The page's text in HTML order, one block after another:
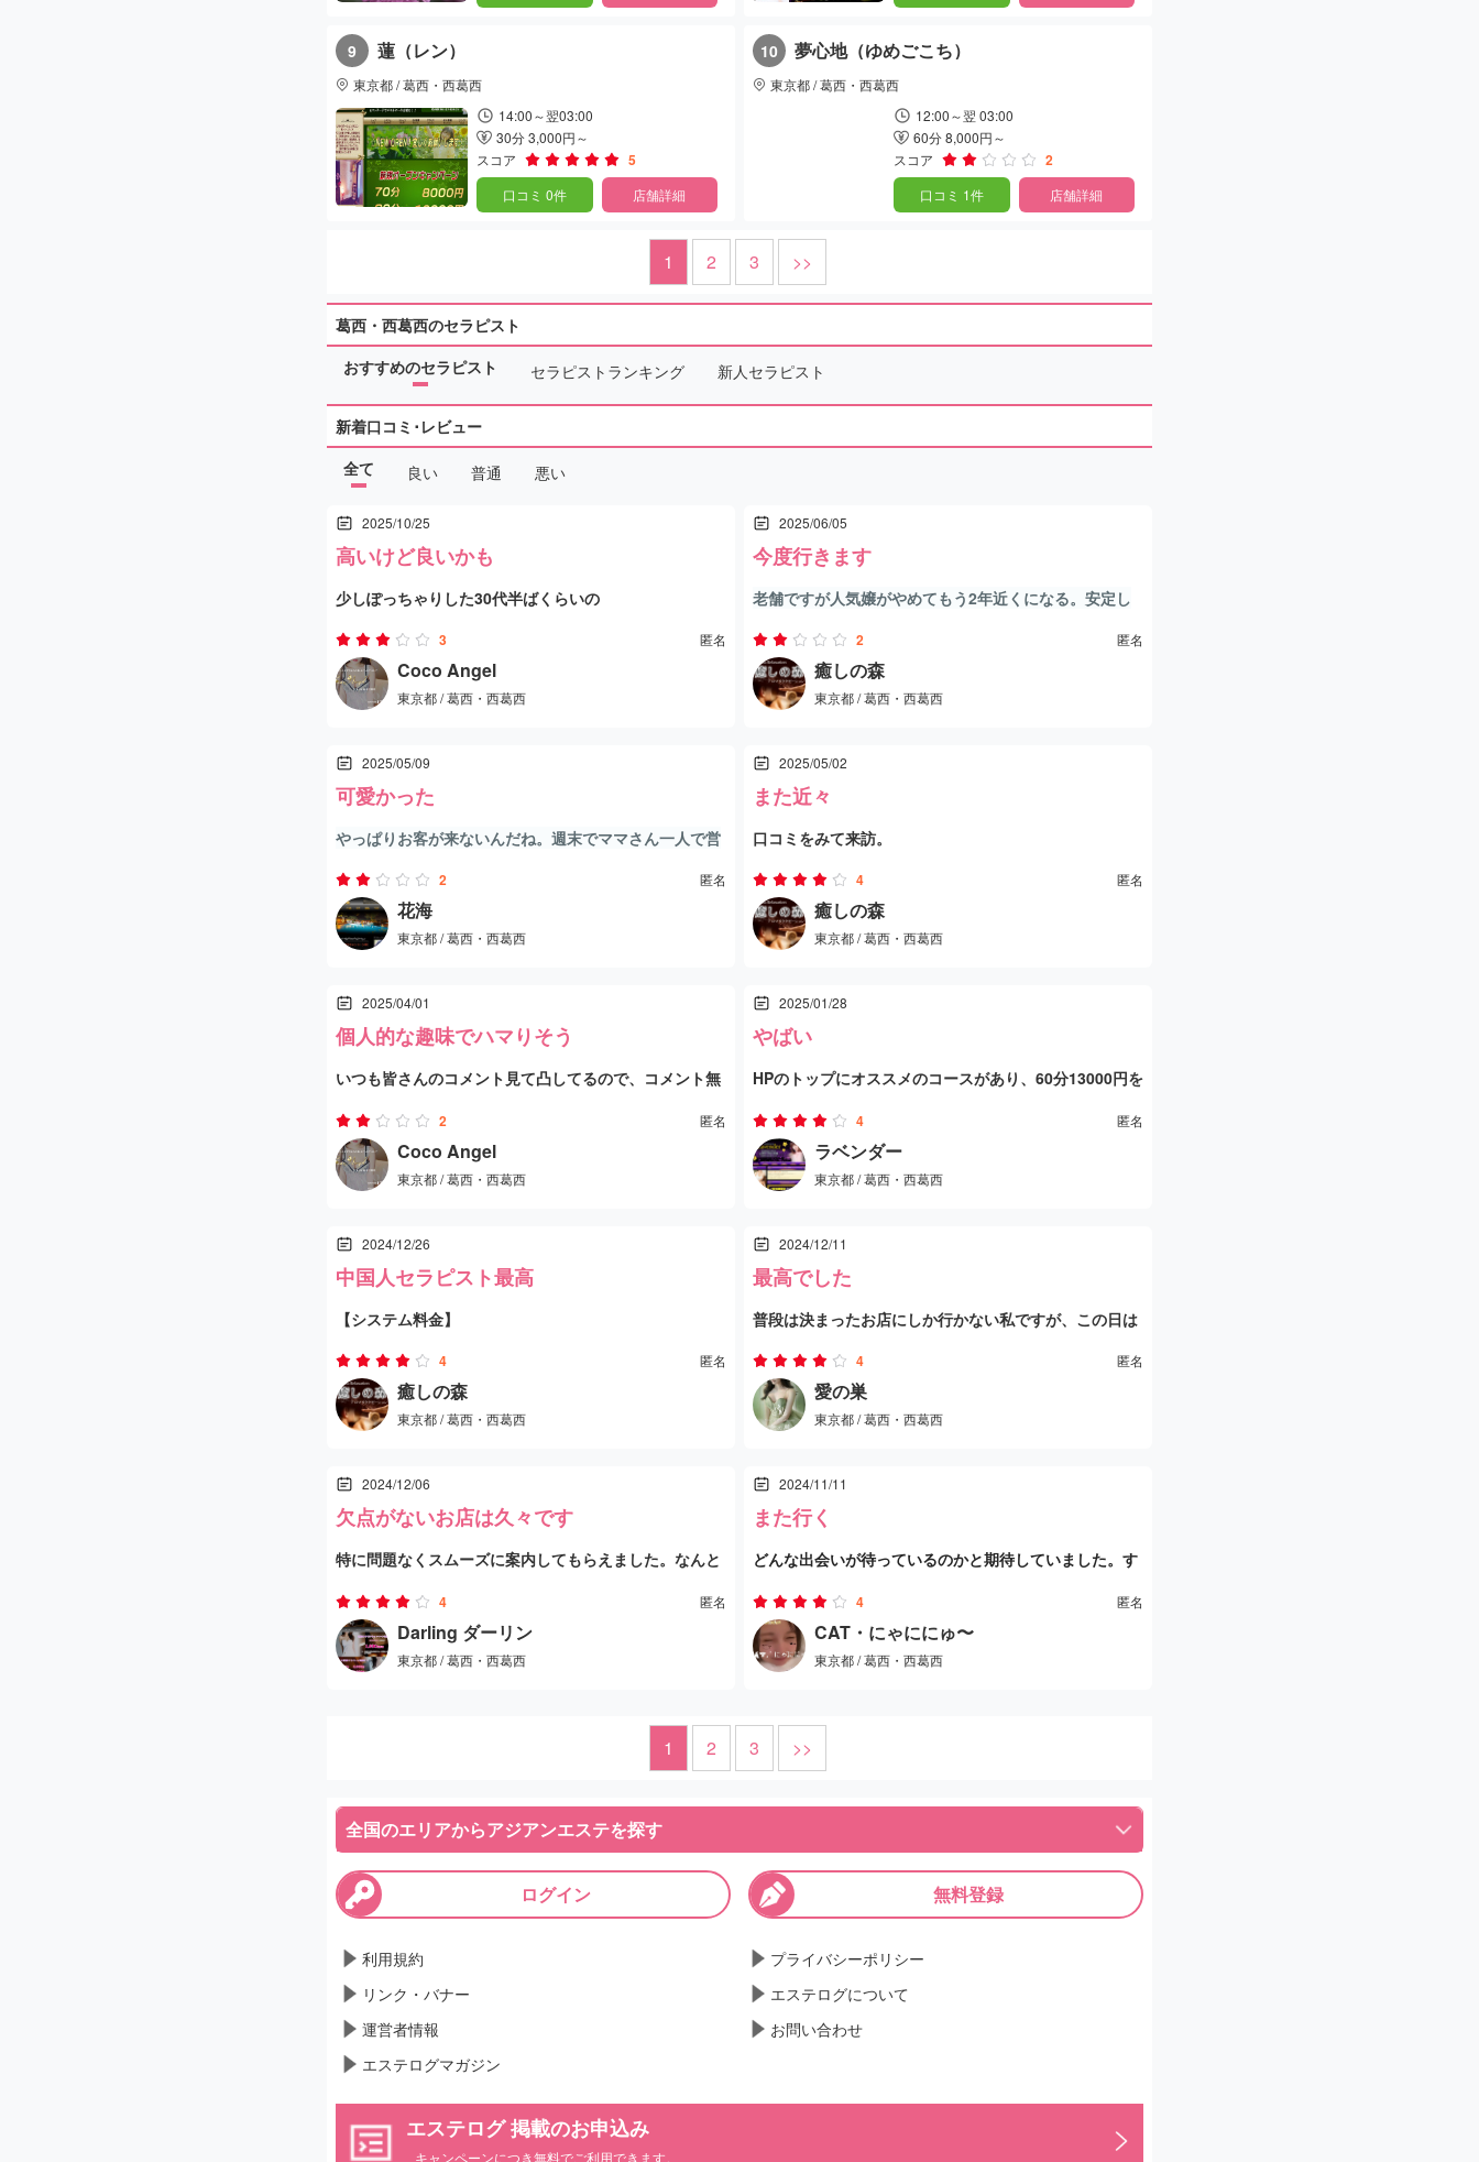
9 蓮（レン）
東京都 / 葛西・西葛西
14:00～翌03:00
30分 3,000円～
スコア
5
口コミ 0件 店舗詳細
10 夢心地（ゆめごこち）
東京都 / 葛西・西葛西
12:00～翌 03:00
60分 8,000円～
スコア
2
口コミ 1件 店舗詳細
1 2 3 >>
葛西・西葛西のセラピスト
おすすめのセラピスト
セラピストランキング 新人セラピスト
新着口コミ･レビュー
全て
良い 普通 悪い
2025/10/25
高いけど良いかも
少しぽっちゃりした30代半ばくらいの
日本語めっちゃ上手な韓国のお姉さん スト値200だな
Fカップのお胸は柔らかくて
明
ぽっちゃり好きにはたまらないお姉さんでした
3 匿名
Coco Angel
東京都 / 葛西・西葛西
2025/06/05
今度行きます
老舗ですが人気嬢がやめてもう2年近くになる。安定し
た年増な嬢はいるが、新人はだめだめだし可愛くない。
またアナルに指を入れられたいものだ。
2 匿名
癒しの森
東京都 / 葛西・西葛西
2025/05/09
可愛かった
やっぱりお客が来ないんだね。週末でママさん一人で営
業。
年寄向け（私を含む）だけど、階段がきついのよ。
2 匿名
花海
東京都 / 葛西・西葛西
2025/05/02
また近々
口コミをみて来訪。
セラピストは巨乳で身長低め、お絵描き多数。
腹が出てるようには見えなかったので個人的にはグラマ
マッサージはそこそに力強くて普通に良き。
途中、随所でムスコに話し掛けてくる。
そしてマッサージもソコソコにプレイ開始。
くれた
4 匿名
癒しの森
東京都 / 葛西・西葛西
2025/04/01
個人的な趣味でハマりそう
いつも皆さんのコメント見て凸してるので、コメント無
いところに行ってみました。電話すると声の綺麗な姐さ
んが対応。
道を聞いたら、川沿いのマンション1階。なんか知って
るぞ、と思いました。
まぁ30代のぽっちゃり系でしたが、悪くない雰囲気を醸
し出す姐さんでした。泡から始まって、モミモミサワサ
ワされてたら耳元で囁かれました笑 相性が良かったの
かな。
なかなかの気持ち良さでした笑笑 とりあえずずっと褒
めてくれてたので気分が良く気持ち良くなったのかな
笑 ホムペと店内の感じもお嬢の感じも全然違った。
2 匿名
Coco Angel
東京都 / 葛西・西葛西
2025/01/28
やばい
HPのトップにオススメのコースがあり、60分13000円を
頼みました。コスパは良くて、受付のママさんの対応も
親切でした。
スタッフさんは小柄でスタイル抜群♥、マッサージ、サ
ービス、シャワーも丁寧で、気持ち良すぎてすぐに出て
お店でした！
4 匿名
ラベンダー
東京都 / 葛西・西葛西
2024/12/26
中国人セラピスト最高
【システム料金】
70分 12,000円での利用でした。価格設定は相場と比較
して特に高くも安くもない印象です。
担当してくれたのは20代後半くらいの中国人セラピスト
でした。明るく親しみやすい雰囲気で、全体的に良い対
応をしてくれました。
【施術内容】
施術の流れは、泡洗体から始まり、その後マッサージ、
HJ（ハンドジョブ）、そして残りの時間で再びマッサー
ありませんが、全体的に丁寧でリラックスできる施術で
受付対応は特に問題なく、スムーズに案内してもらえま
した。ただし、少し口調がきつく感じる場面もあり、も
う少し柔らかい対応だとさらに良い印象を持てたかもし
れません。
【店内施設】
店内は清潔感があり、綺麗に整えられていました。まだ
お店が開業して間もないようで、新しい設備の雰囲気が
ありました。施術を受ける環境としては快適です。
【総評】
全体的に特別な点もなく、悪い点も少ない、平均的な満
お店の方がサービスの質が良いと感じることもあるかも
4 匿名
癒しの森
東京都 / 葛西・西葛西
2024/12/11
最高でした
普段は決まったお店にしか行かない私ですが、この日は
「とにかくマッサージを受けられればいい」という気分
だったため、少し冒険して初めてのお店を訪れることに
しました。電話での対応はやや頼りない印象で不安もあ
中華系の女性が対応してくれました。
セラピストは整体師のような制服を着用し、マスクを深
ることはせず、「今日はただマッサージを受けるだけで
いい」と心を決めて施術に臨みました。
肝心のマッサージは、非常に丁寧で、熟練の技術を感じ
させるしっかりとしたものでした。力加減も絶妙で、コ
リを的確にほぐしてくれる技術に感心しました。また、
セラピストとの会話の量も程よく、リラックスして施術
を受けることができました。さらに、タオルや枕から漂
くれ、とても落ち着いた気分になりました。
初めてのお店では過剰な期待を抱かず、賢者のような心
持ちでいるのが大切だと思います。歯医者や床屋にいる
のがポイントです。過去にいやらしい期待を抱いて裏切
られた経験がある方も多いでしょうから、最初から期待
しすぎないのが賢明です。
しかしながら、施術中に仰向けになった際、ふと視界に
入ったのが天井の周囲に張り巡らされたピンク色のLED
ライト。少しダサく感じつつも、そのムードに脳内が切
て、まさかの展開。セラピストが「サービスしたげる」
と絶妙な日本語でささやきながら施術を変え、その結
果、思わず早々にゴールを迎えてしまいました。
みで、清潔感があり非常に綺麗でした。環境としては申
し分ありません。ただ、帰り際に明るい玄関でセラピス
トの顔をしっかり見てしまったことが、やや現実に引き
戻されるきっかけとなり、リピートするかどうか悩まし
い気持ちになりました。顔を見なければ、もう一度行っ
4 匿名
愛の巣
東京都 / 葛西・西葛西
2024/12/06
欠点がないお店は久々です
特に問題なくスムーズに案内してもらえました。なんと
いっても、小遣い制の身としてはお得感が大事です！
到着すると、担当してくれたセラピストは笑顔で迎えて
きました。この料金でこの内容なら、十分満足できると
感じました。
部屋やお風呂も清潔感があり、全体的に綺麗で快適でし
た。完全個室でプライベート空間が守られているため、
落ち着いて過ごすことができたのも大きなポイントで
す。
次回は小遣いを少し節約して、長めのコースを試してみ
たいと思っています。今回の体験を通して、また行きた
いと思えるお店でした。
4 匿名
Darling ダーリン
東京都 / 葛西・西葛西
2024/11/11
また行く
どんな出会いが待っているのかと期待していました。す
ると、背が低く、タイの方にしては色白の女性が迎えて
くれました。彼女はDカップくらいの胸を持っていて、
マッサージは普通でしたが、その後のサービスが私の好
4 匿名
CAT・にゃににゅ〜
東京都 / 葛西・西葛西
1 2 3 >>
全国のエリアからアジアンエステを探す
ログイン 無料登録
利用規約
プライバシーポリシー
リンク・バナー
エステログについて
運営者情報
お問い合わせ
エステログマガジン
エステログ 掲載のお申込み
キャンペーンにつき無料でご利用できます。